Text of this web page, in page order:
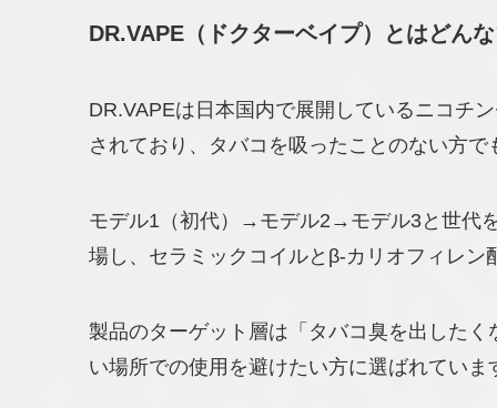
DR.VAPE（ドクターベイプ）とはどん
DR.VAPEは日本国内で展開しているニコチ
されており、タバコを吸ったことのない方
モデル1（初代）→モデル2→モデル3と世代
場し、セラミックコイルとβ-カリオフィレ
製品のターゲット層は「タバコ臭を出した
い場所での使用を避けたい方に選ばれていま